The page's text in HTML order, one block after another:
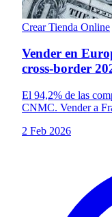
Crear Tienda Online
Vender en
cross-border
El 94,2% de las
CNMC. Vender a
2 Feb 2026